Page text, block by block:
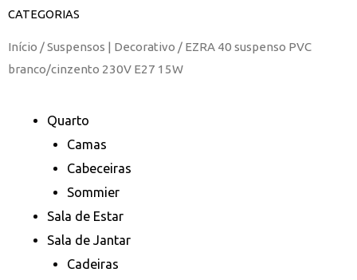
CATEGORIAS
Início /Suspensos | Decorativo / EZRA 40 suspenso PVC
branco/cinzento 230V E27 15W
Quarto
Camas
Cabeceiras
Sommier
Sala de Estar
Sala de Jantar
Cadeiras